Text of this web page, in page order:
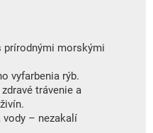
prírodnými morskými
vyfarbenia rýb.
trávenie a
– nezakalí